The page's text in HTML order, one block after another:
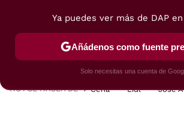
POSTRES VIAJES SELECCIÓN
HOY SE HABLA DE Cena Lidl José
Ya puedes ver más de DAP
Añádenos como fuente
Solo necesitas una cuenta de